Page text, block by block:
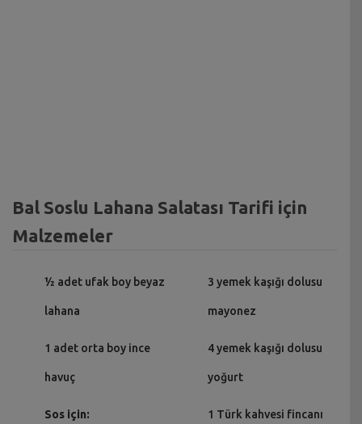
Bal Soslu Lahana Salatası Tarifi için
Malzemeler
½ adet ufak boy beyaz
lahana
1 adet orta boy ince
havuç
Sos için:
3 yemek kaşığı dolusu
mayonez
4 yemek kaşığı dolusu
yoğurt
1 Türk kahvesi fincanı